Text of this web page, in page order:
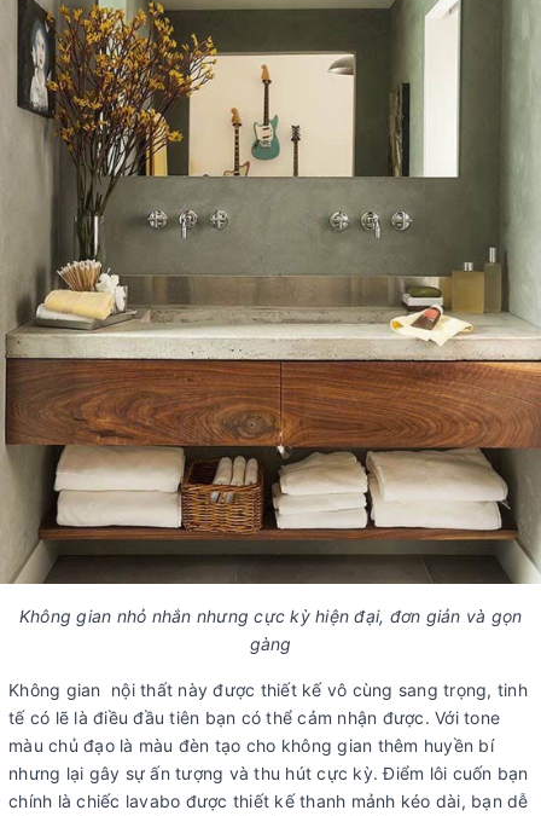
Không gian nhỏ nhắn nhưng cực kỳ hiện đại, đơn giản và gọn
gàng
Không gian nội thất này được thiết kế vô cùng sang trọng, tinh
tế có lẽ là điều đầu tiên bạn có thể cảm nhận được. Với tone
màu chủ đạo là màu đèn tạo cho không gian thêm huyền bí
nhưng lại gây sự ấn tượng và thu hút cực kỳ. Điểm lôi cuốn bạn
chính là chiếc lavabo được thiết kế thanh mảnh kéo dài, bạn dễ